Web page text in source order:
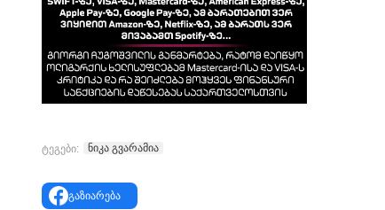
ტეგები: ნიკა გვარამია
გაზიარება